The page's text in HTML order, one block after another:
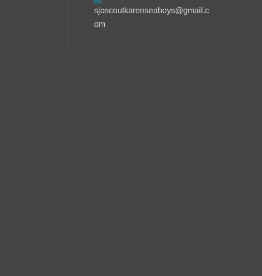
sjoscoutkarenseaboys@gmail.c
om